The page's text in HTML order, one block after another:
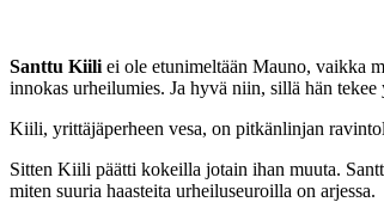
Santtu Kiili ei ole etunimeltään Mauno, vaikka
innokas urheilumies. Ja hyvä niin, sillä hän
Kiili, yrittäjäperheen vesa, on pitkänlinjan
Sitten Kiili päätti kokeilla jotain ihan muuta.
miten suuria haasteita urheiluseuroilla on arjessa.